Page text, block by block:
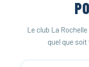
Le club La
quel que